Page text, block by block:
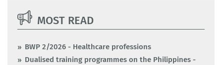
MOST READ
BWP 2/2026 - Healthcare professions
Dualised training programmes on the Philippines -